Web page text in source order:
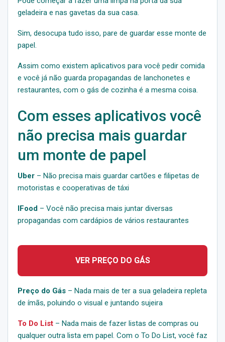
geladeira e nas gavetas da sua casa.
Sim, desocupa tudo isso, pare de guardar esse monte de
papel.
Assim como existem aplicativos para você pedir comida
e você já não guarda propagandas de lanchonetes e
restaurantes, com o gás de cozinha é a mesma coisa.
Com esses aplicativos você
não precisa mais guardar
um monte de papel
Uber – Não precisa mais guardar cartões e filipetas de
motoristas e cooperativas de táxi
IFood – Você não precisa mais juntar diversas
propagandas com cardápios de vários restaurantes
VER PREÇO DO GÁS
Preço do Gás – Nada mais de ter a sua geladeira repleta
de ímãs, poluindo o visual e juntando sujeira
To Do List – Nada mais de fazer listas de compras ou
qualquer outra lista em papel. Com o To Do List, você faz